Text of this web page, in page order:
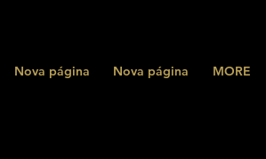
Nova página Nova página MORE